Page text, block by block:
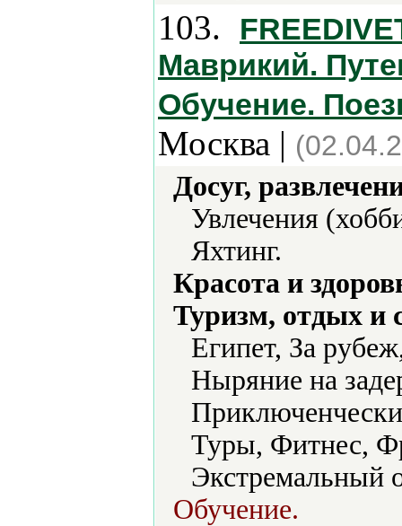
103.
Маврикий.
Обучение.
Москва |
Досуг,
Увлечения
Яхтинг.
Красота и
Туризм, отдых и
Египет, За
Ныряние на
Туры, Фитнес,
Экстремальный
Обучение.